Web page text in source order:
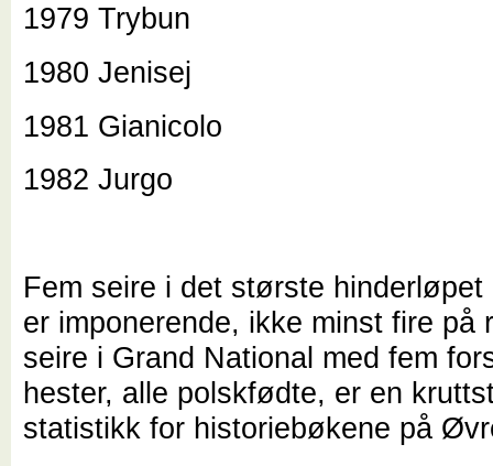
1979 Trybun
1980 Jenisej
1981 Gianicolo
1982 Jurgo
Fem seire i det største hinderløpet
er imponerende, ikke minst fire på
seire i Grand National med fem
hester, alle polskfødte, er en
statistikk for historiebøkene på